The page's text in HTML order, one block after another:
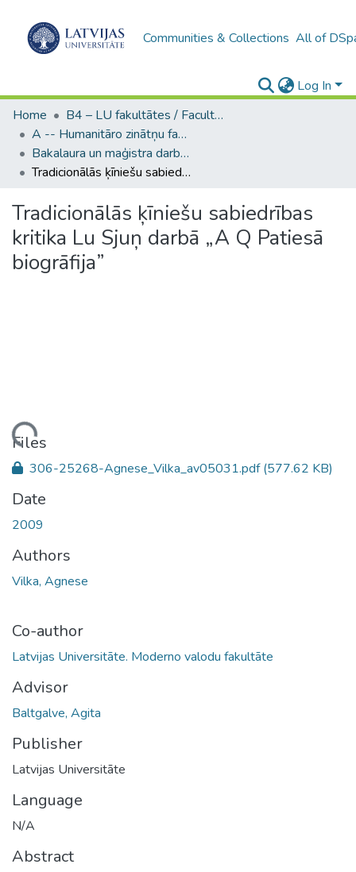
Communities & Collections All of
Log In
Home
B4 – LU fakultātes / Faculties of the UL
A -- Humanitāro zinātņu fakultāte / Faculty of Humanities
Bakalaura un maģistra darbi (HZF) / Bachelor's and Master's theses
Tradicionālās ķīniešu sabiedrības kritika Lu Sjuņ darbā „A Q Patiesā biogrāfija”
Tradicionālās ķīniešu sabiedrības
kritika Lu Sjuņ darbā „A Q Patiesā
biogrāfija”
Files
306-25268-Agnese_Vilka_av05031.pdf(577.62 KB)
Date
2009
Authors
Vilka, Agnese
Co-author
Latvijas Universitāte. Moderno valodu fakultāte
Advisor
Baltgalve, Agita
Publisher
Latvijas Universitāte
Language
N/A
Abstract